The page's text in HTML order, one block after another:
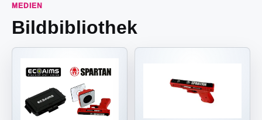
MEDIEN
Bildbibliothek